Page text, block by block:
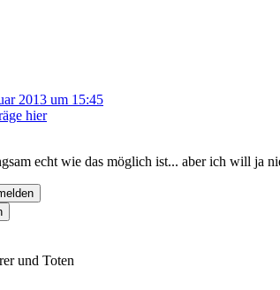
2013 um 15:45
hier
echt wie das möglich ist... aber ich will ja
und Toten